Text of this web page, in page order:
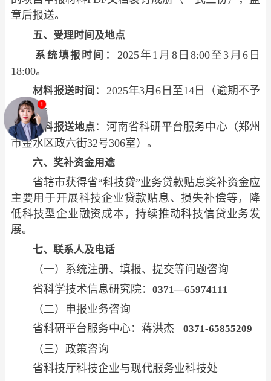
章后报送。
五、受理时间及地点
系统填报时间 ：2025年1月8日8:00至3月6日
18:00。
材料报送时间 ：2025年3月6日至14日（逾期不予
受理）。
材料报送地点 ：河南省科研平台服务中心（郑州
市金水区政六街32号306室）。
六、奖补资金用途
省辖市获得省“科技贷”业务贷款贴息奖补资金应
主要用于开展科技企业贷款贴息、损失补偿等，降
低科技型企业融资成本，持续推动科技信贷业务发
展。
七、联系人及电话
（一）系统注册、填报、提交等问题咨询
省科学技术信息研究院： 0371—65974111
（二）申报业务咨询
省科研平台服务中心：蒋洪杰 0371-65855209
（三）政策咨询
省科技厅科技企业与现代服务业科技处